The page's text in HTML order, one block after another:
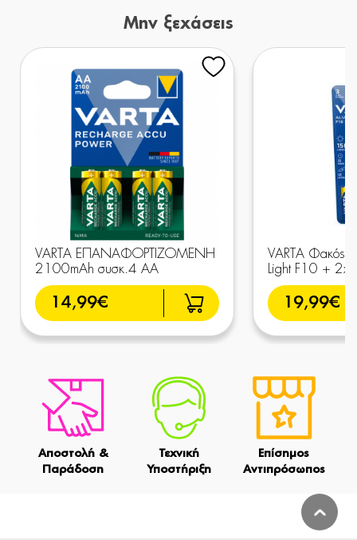
Μην ξεχάσεις
VARTA ΕΠΑΝΑΦΟΡΤΙΖΟΜΕΝΗ
2100mAh συσκ.4 AA
14,99€
VARTA Φακός
Light F10 +
19,99€
Αποστολή &
Παράδοση
Τεχνική
Υποστήριξη
Επίσημος
Αντιπρόσωπος